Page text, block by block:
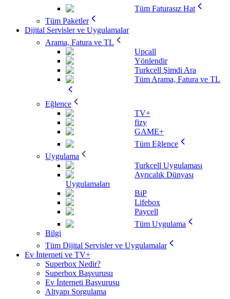
Tüm Faturasız Hat
Tüm Paketler
Dijital Servisler ve Uygulamalar
Arama, Fatura ve TL
Upcall
Yönlendir
Turkcell Şimdi Ara
Tüm Arama, Fatura ve TL
Eğlence
TV+
fizy
GAME+
Tüm Eğlence
Uygulama
Turkcell Uygulaması
Ayrıcalık Dünyası
Uygulamaları
BiP
Lifebox
Paycell
Tüm Uygulama
Bilgi
Tüm Dijital Servisler ve Uygulamalar
Ev İnterneti ve TV+
Superbox Nedir?
Superbox Başvurusu
Ev İnterneti Başvurusu
Altyapı Sorgulama